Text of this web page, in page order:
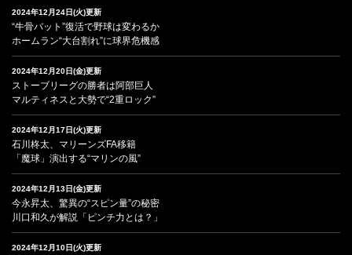
2024年12月24日(火)更新
“牛骨バット”復活で野球は変わるか
ホームラン“大台割れ”に球界危機感
2024年12月20日(金)更新
ストーブリーグの勝者は阿部巨人
マルティネスと大勢で“2重ロック”
2024年12月17日(火)更新
石川柊太、マリーンズFA移籍
「魔球」演出する“マリンの風”
2024年12月13日(金)更新
今永昇太、驚異の“スピン量”の秘密
川口和久が解説「ピンチ力とは？」
2024年12月10日(火)更新